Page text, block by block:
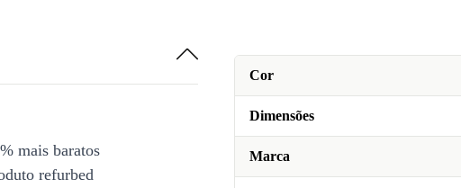
Cor
Dimensões
Marca
mais baratos
refurbed